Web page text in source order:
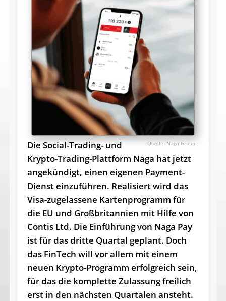
Naga Group
Die Social-Trading- und
Krypto-Trading-Plattform Naga hat jetzt
angekündigt, einen eigenen Payment-
Dienst einzuführen. Realisiert wird das
Visa-zugelassene Kartenprogramm für
die EU und Großbritannien mit Hilfe von
Contis Ltd. Die Einführung von Naga Pay
ist für das dritte Quartal geplant. Doch
das FinTech will vor allem mit einem
neuen Krypto-Programm erfolgreich sein,
für das die komplette Zulassung freilich
erst in den nächsten Quartalen ansteht.